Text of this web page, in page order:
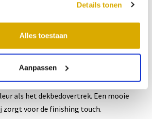
Details tonen
Alles toestaan
Aanpassen
en andere bed-
hoteluitstraling creëer je ook vrij
aantal sierkussens, al dan niet in
als het dekbedovertrek. Een mooie
zorgt voor de finishing touch.